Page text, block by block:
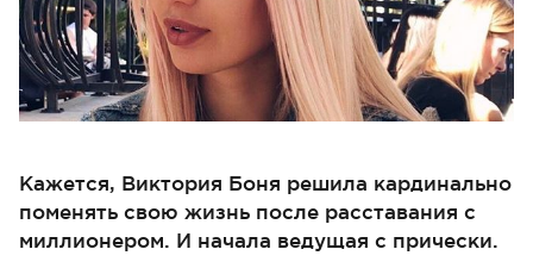
Кажется, Виктория Боня решила кардинально
поменять свою жизнь после расставания с
миллионером. И начала ведущая с прически.